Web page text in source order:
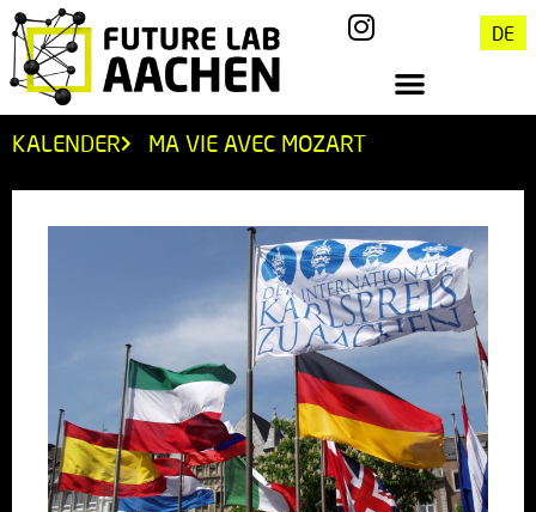
DE
KALENDER MA VIE AVEC MOZART